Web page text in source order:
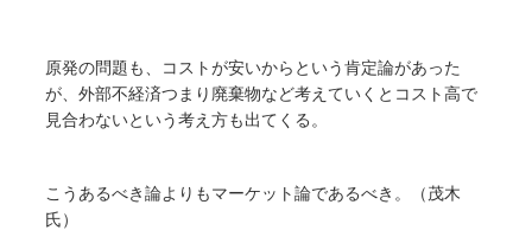
原発の問題も、コストが安いからという肯定論があった
が、外部不経済つまり廃棄物など考えていくとコスト高で
見合わないという考え方も出てくる。
こうあるべき論よりもマーケット論であるべき。（茂木
氏）